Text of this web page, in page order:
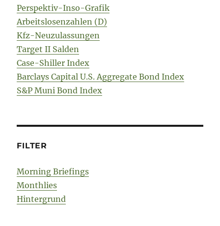
Perspektiv-Inso-Grafik
Arbeitslosenzahlen (D)
Kfz-Neuzulassungen
Target II Salden
Case-Shiller Index
Barclays Capital U.S. Aggregate Bond Index
S&P Muni Bond Index
FILTER
Morning Briefings
Monthlies
Hintergrund